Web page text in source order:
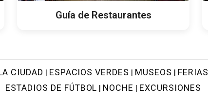
Guía de Restaurantes
CIUDAD | ESPACIOS VERDES | MUSEOS | FERIAS
ESTADIOS DE FÚTBOL | NOCHE | EXCURSIONES